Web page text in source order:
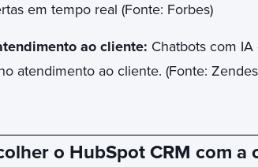
em tempo real (Fonte: Forbes)
ao cliente: Chatbots com
atendimento ao cliente. (Fonte:
o HubSpot CRM com